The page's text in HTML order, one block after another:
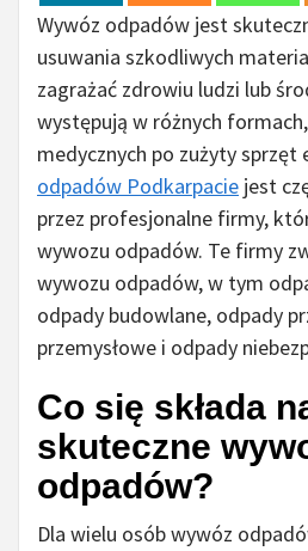
Wywóz odpadów jest
usuwania szkodliwych
zagrażać zdrowiu ludzi lub
występują w różnych
medycznych po zużyty sprzęt
odpadów Podkarpacie jest
przez profesjonalne firmy,
wywozu odpadów. Te firmy
wywozu odpadów, w tym
odpady budowlane, odpady
przemysłowe i odpady
Co się składa
skuteczne
odpadów?
Dla wielu osób wywóz